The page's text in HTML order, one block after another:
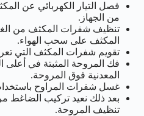
فصل التيار الكهربائي عن
من الجهاز.
تنظيف شفرات المكثف من
المكثف على سحب الهواء.
تقويم شفرات المكثف التي
فك المروحة المثبتة في أعلى
المعدنية فوق المروحة.
غسل شفرات المراوح باستخدام
بعد ذلك نعيد تركيب الضاغط
تنظيف المروحة.